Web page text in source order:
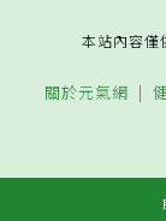
本站內容僅
關於元氣網